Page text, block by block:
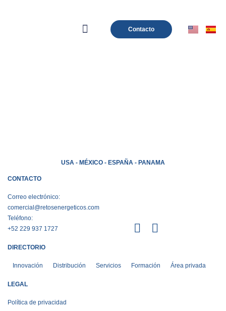
Contacto
USA - MÉXICO - ESPAÑA - PANAMA
CONTACTO
Correo electrónico:
comercial@retosenergeticos.com
Teléfono:
+52 229 937 1727
DIRECTORIO
Innovación Distribución Servicios Formación Área privada
LEGAL
Política de privacidad